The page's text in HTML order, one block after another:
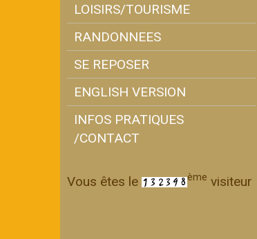
LOISIRS/TOURISME
RANDONNEES
SE REPOSER
ENGLISH VERSION
INFOS PRATIQUES
/CONTACT
Vous êtes le ème visiteur